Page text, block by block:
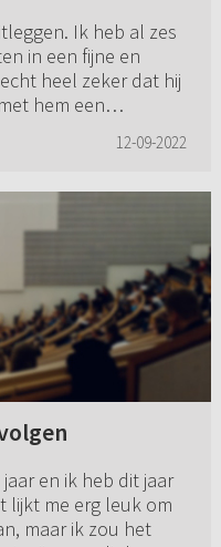
Ik heb al zes
in een fijne en
heel zeker dat hij
hem een
12-09-2022
en ik heb dit jaar
lijkt me erg leuk om
maar ik zou het